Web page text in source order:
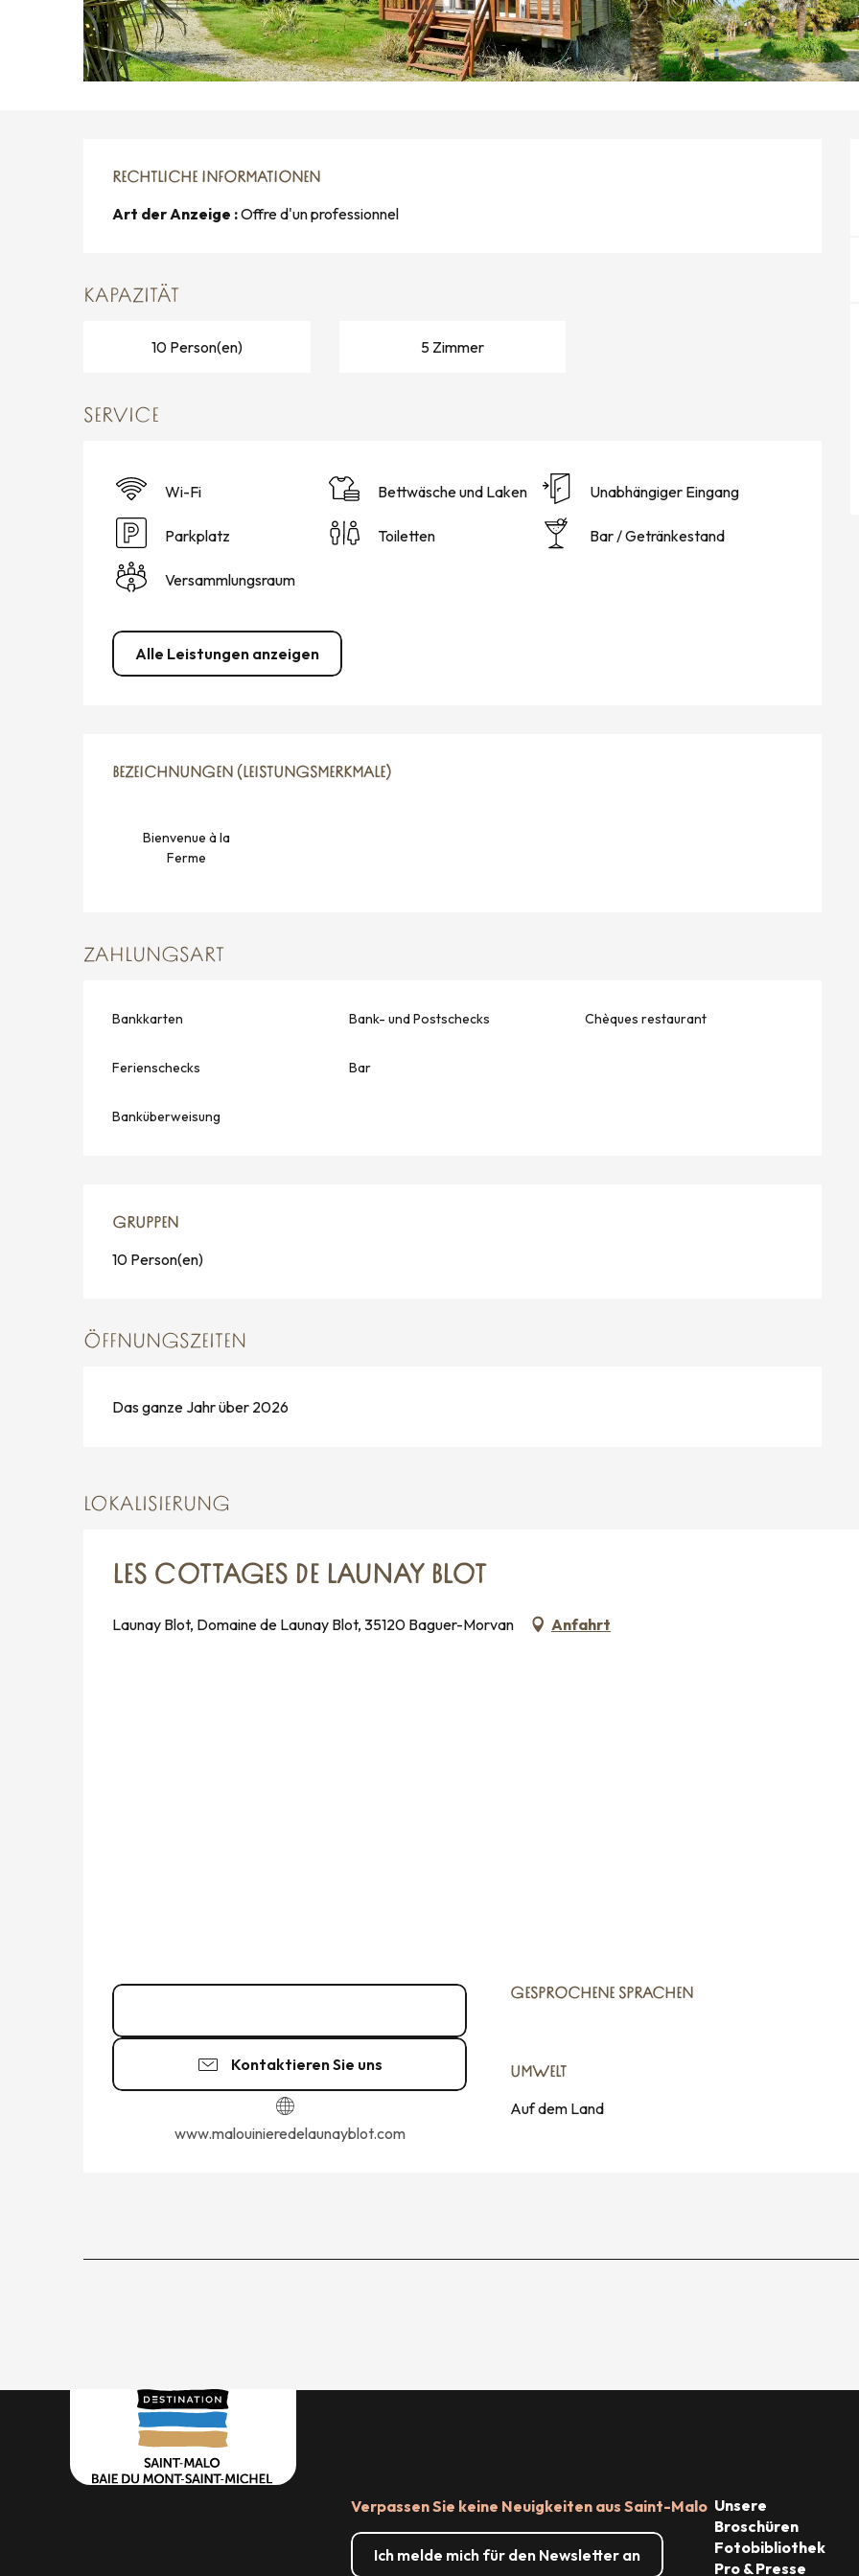
RECHTLICHE INFORMATIONEN
RECHTLICHE INFORMATIONEN
Art der Anzeige :Offre d'un professionnel
KAPAZITÄT
10 Person(en) 5 Zimmer
SERVICE
Wi-Fi Bettwäsche und Laken Unabhängiger Eingang
Parkplatz Toiletten Bar / Getränkestand
Versammlungsraum
Alle Leistungen anzeigen
LEISTUNGENSMÖGLICHKEITEN
BEZEICHNUNGEN (LEISTUNGSMERKMALE)
BEZEICHNUNGEN (LEISTUNGSMERKMALE)
Bienvenue à la
Ferme
ZAHLUNGSART
Bankkarten Bank- und Postschecks Chèques restaurant
Ferienschecks Bar
Banküberweisung
GRUPPEN
GRUPPEN
10 Person(en)
ÖFFNUNGSZEITEN
Das ganze Jahr über 2026
LOKALISIERUNG
LES COTTAGES DE LAUNAY BLOT
Launay Blot, Domaine de Launay Blot, 35120 Baguer-Morvan Anfahrt
Kontaktieren Sie uns
www.malouinieredelaunayblot.com
GESPROCHENE SPRACHEN
GESPROCHENE SPRACHEN
UMWELT
UMWELT
Auf dem Land
Verpassen Sie keine Neuigkeiten aus Saint-Malo
Ich melde mich für den Newsletter an
Unsere
Broschüren
Fotobibliothek
Pro & Presse